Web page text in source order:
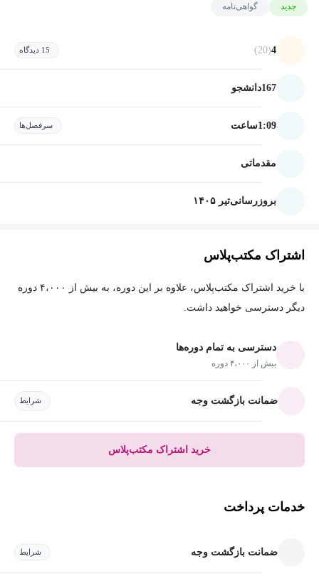
جدید گواهی‌نامه
4
(20) 15 دیدگاه
167دانشجو
1:09ساعت سرفصل‌ها
مقدماتی
بروزرسانیتیر ۱۴۰۵
اشتراک مکتب‌پلاس
با خرید اشتراک مکتب‌پلاس، علاوه بر این دوره، به بیش از ۴،۰۰۰ دوره
دیگر دسترسی خواهید داشت.
دسترسی به تمام دوره‌ها
بیش از ۴،۰۰۰ دوره
ضمانت بازگشت وجه شرایط
خرید اشتراک مکتب‌پلاس
خدمات پرداخت
ضمانت بازگشت وجه شرایط